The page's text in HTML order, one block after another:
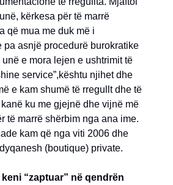
kërkesa për të marrë
që mua me duk më i
pa asnjë procedurë burokratike
unë e mora lejen e ushtrimit të
service”,kështu njihet dhe
e kam shumë të rregullt dhe të
ku me gjejnë dhe vijnë më
të marrë shërbim nga ana ime.
kam që nga viti 2006 dhe
(boutique) private.
“zaptuar” në qendrën